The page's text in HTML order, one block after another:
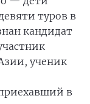
туров в
кандидат
ученик
в